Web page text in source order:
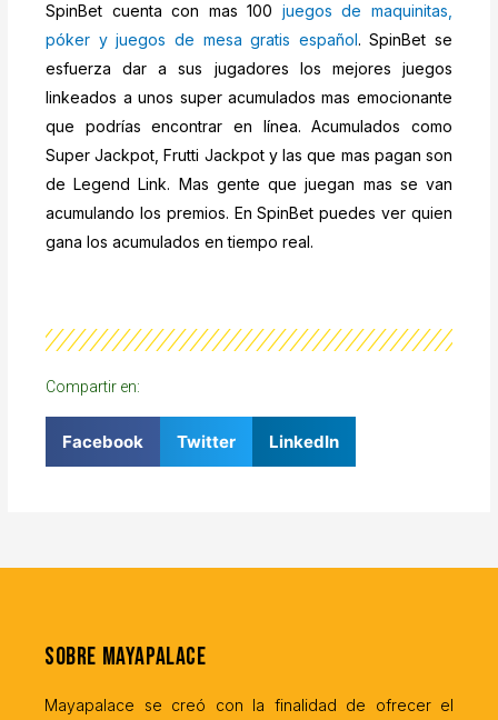
SpinBet cuenta con mas 100 juegos de maquinitas,
póker y juegos de mesa gratis español . SpinBet se
esfuerza dar a sus jugadores los mejores juegos
linkeados a unos super acumulados mas emocionante
que podrías encontrar en línea. Acumulados como
Super Jackpot, Frutti Jackpot y las que mas pagan son
de Legend Link. Mas gente que juegan mas se van
acumulando los premios. En SpinBet puedes ver quien
gana los acumulados en tiempo real.
Compartir en:
Facebook Twitter LinkedIn
Sobre MayaPalace
Mayapalace se creó con la finalidad de ofrecer el